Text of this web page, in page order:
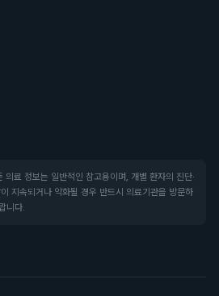
의료 정보는 일반적인 참고용이며, 개별 환자의 진단·
지속되거나 악화될 경우 반드시 의료기관을 방문하
니다.